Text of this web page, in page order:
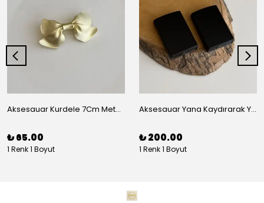
Aksesauar Kurdele 7Cm Metal Pens Toka
₺ 65.00
1 Renk 1 Boyut
Aksesauar Yana Kaydırarak Yanmalı Kum Siyah Çakmak
₺ 200.00
1 Renk 1 Boyut